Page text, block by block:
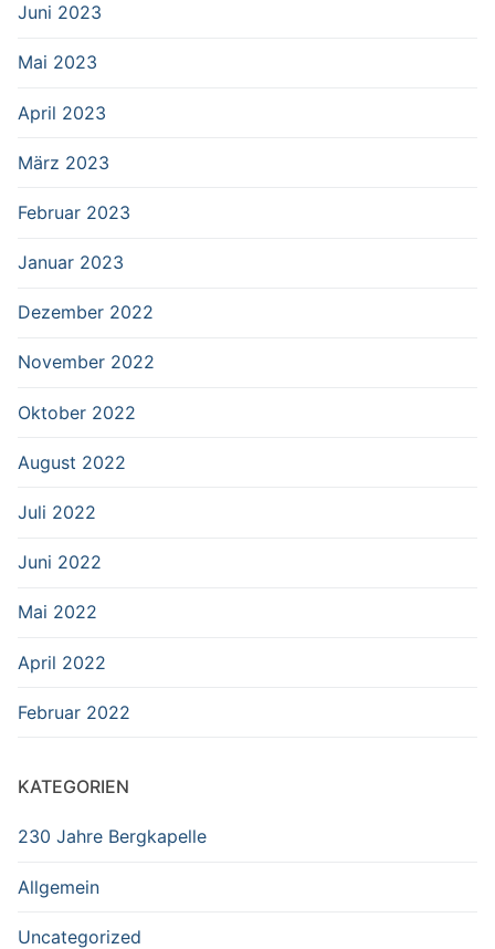
Juni 2023
Mai 2023
April 2023
März 2023
Februar 2023
Januar 2023
Dezember 2022
November 2022
Oktober 2022
August 2022
Juli 2022
Juni 2022
Mai 2022
April 2022
Februar 2022
KATEGORIEN
230 Jahre Bergkapelle
Allgemein
Uncategorized